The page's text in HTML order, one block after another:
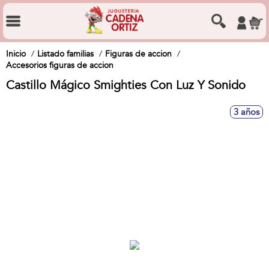
Inicio Listado familias
Figuras de accion
Accesorios figuras de accion
Castillo Mágico Smighties Con Luz Y Sonido
3 años